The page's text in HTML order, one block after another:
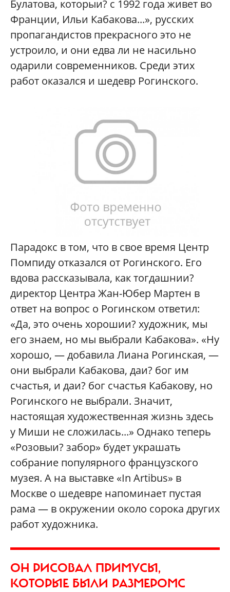
Булатова, которыи? с 1992 года живет во
Франции, Ильи Кабакова...», русских
пропагандистов прекрасного это не
устроило, и они едва ли не насильно
одарили современников. Среди этих
работ оказался и шедевр Рогинского.
Парадокс в том, что в свое время Центр
Помпиду отказался от Рогинского. Его
вдова рассказывала, как тогдашнии?
директор Центра Жан-Юбер Мартен в
ответ на вопрос о Рогинском ответил:
«Да, это очень хорошии? художник, мы
его знаем, но мы выбрали Кабакова». «Ну
хорошо, — добавила Лиана Рогинская, —
они выбрали Кабакова, даи? бог им
счастья, и даи? бог счастья Кабакову, но
Рогинского не выбрали. Значит,
настоящая художественная жизнь здесь
у Миши не сложилась...» Однако теперь
«Розовыи? забор» будет украшать
собрание популярного французского
музея. А на выставке «In Artibus» в
Москве о шедевре напоминает пустая
рама — в окружении около сорока других
работ художника.
ОН РИСОВАЛ ПРИМУСЫ,
КОТОРЫЕ БЫЛИ РАЗМЕРОМС